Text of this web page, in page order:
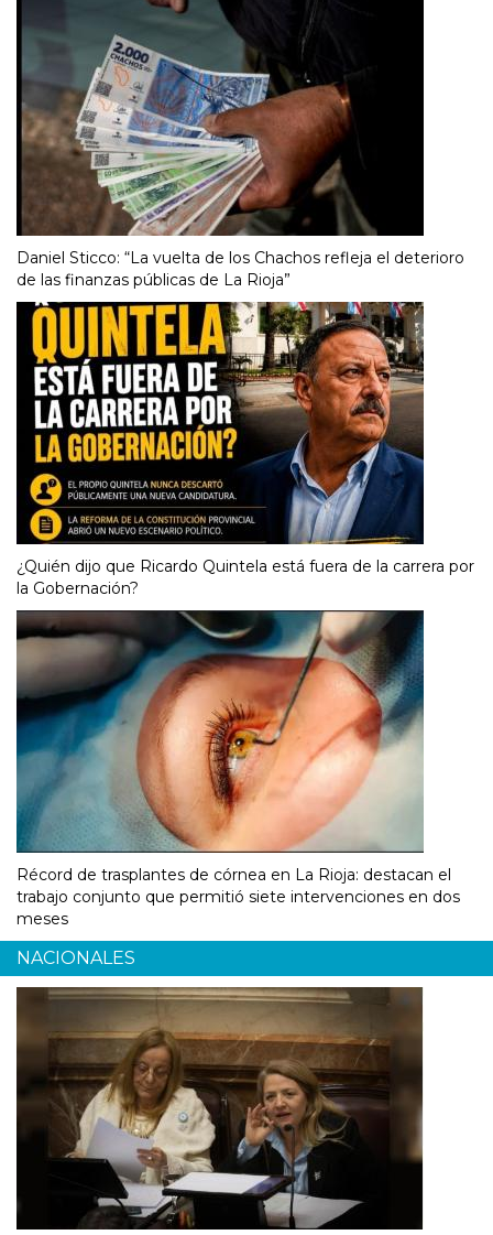
Daniel Sticco: “La vuelta de los Chachos refleja el deterioro
de las finanzas públicas de La Rioja”
¿Quién dijo que Ricardo Quintela está fuera de la carrera por
la Gobernación?
Récord de trasplantes de córnea en La Rioja: destacan el
trabajo conjunto que permitió siete intervenciones en dos
meses
NACIONALES